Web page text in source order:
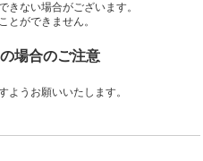
ない場合がございます。
ができません。
場合のご注意
うお願いいたします。